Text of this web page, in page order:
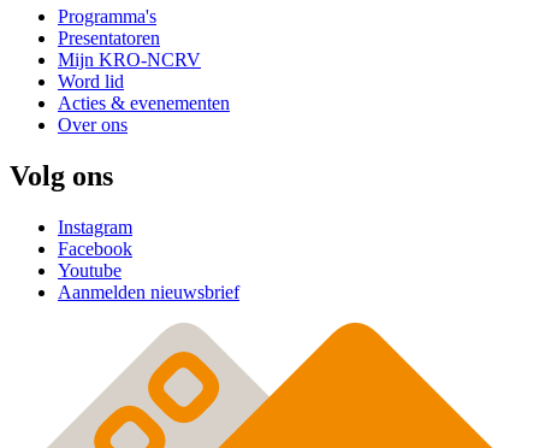
Programma's
Presentatoren
Mijn KRO-NCRV
Word lid
Acties & evenementen
Over ons
Volg ons
Instagram
Facebook
Youtube
Aanmelden nieuwsbrief